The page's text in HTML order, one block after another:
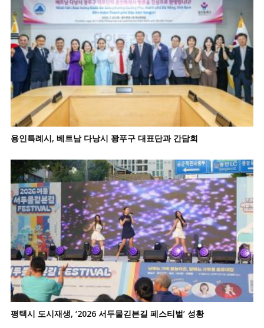
용인특례시, 베트남 다낭시 꽝푸구 대표단과 간담회
평택시 도시재생, ‘2026 서두물긷븐길 페스티벌’ 성황